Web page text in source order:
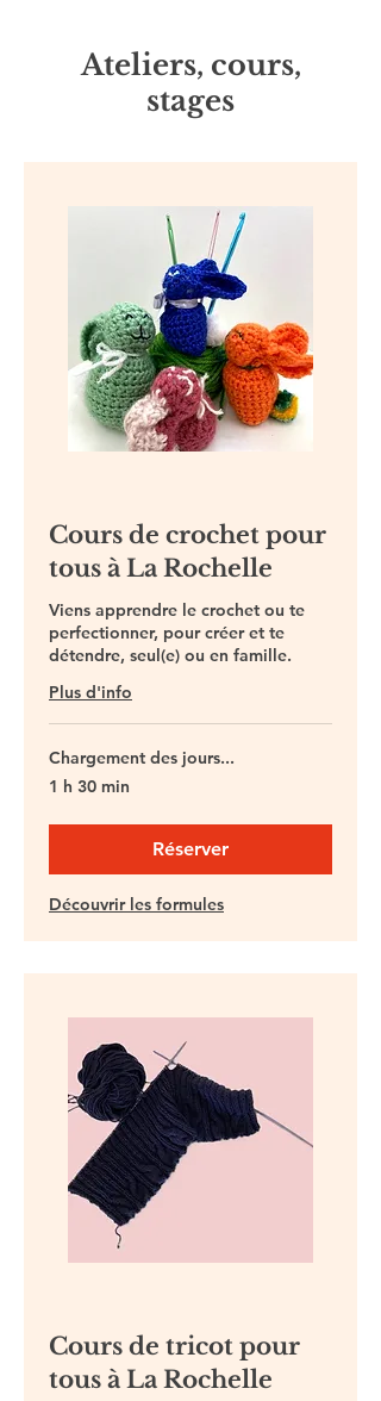
Ateliers, cours,
stages
Cours de crochet pour
tous à La Rochelle
Viens apprendre le crochet ou te
perfectionner, pour créer et te
détendre, seul(e) ou en famille.
Plus d'info
Chargement des jours...
1 h 30 min
Réserver
Découvrir les formules
Cours de tricot pour
tous à La Rochelle